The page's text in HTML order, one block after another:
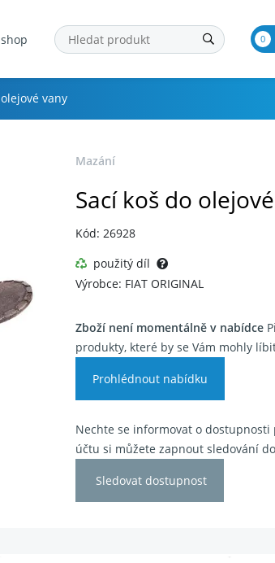
0
vany
Mazání
Sací koš do
Kód: 26928
použitý díl
Výrobce: FIAT ORIGINAL
Zboží není momentálně v nabídce
produkty, které by se Vám mohly
Prohlédnout nabídku
Nechte se informovat o
účtu si můžete zapnout sledování
Sledovat dostupnost